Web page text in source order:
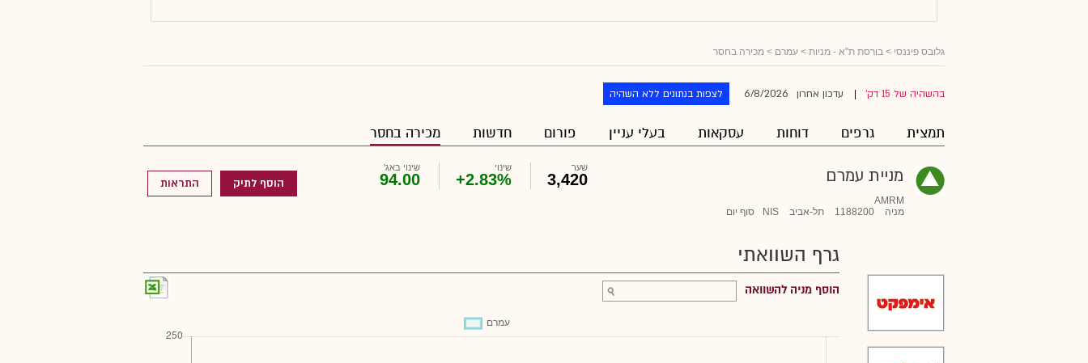
גלובס פיננסי > בורסת ת"א - מניות > עמרם > מכירה בחסר
בהשהיה של 15 דק' עדכון אחרון 6/8/2026 לצפות בנתונים ללא השהיה
תמצית גרפים דוחות עסקאות בעלי עניין פורום חדשות מכירה בחסר
מניית עמרם
AMRM
מניה
1188200 תל-אביב NIS סוף יום
שער
3,420
שינוי
+2.83%
שינוי באג'
94.00 הוסף לתיק התראות
גרף השוואתי
הוסף מניה להשוואה